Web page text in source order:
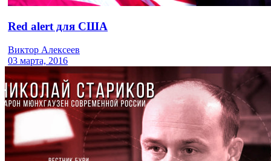
Red alert для США
Виктор Алексеев
03 марта, 2016